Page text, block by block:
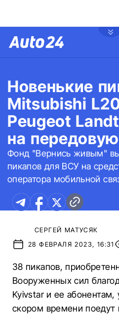
Новенькие
Mitsubishi
Peugeot
на передовую
Фонд "Вернись живым"
пикапов для ВСУ на
оператора мобильной
СЕРГЕЙ МАТУСЯК
28 ФЕВРАЛЯ 2023, 16:31
38 пикапов,
Вооруженных сил
Kyivstar и ее
скором времени поедут